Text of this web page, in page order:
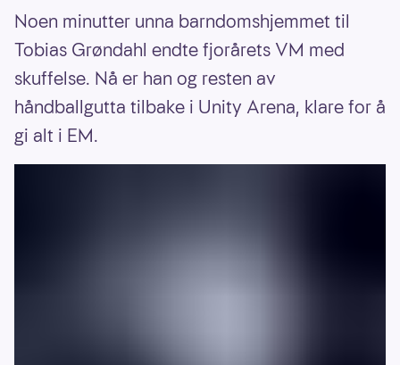
Noen minutter unna barndomshjemmet til
Tobias Grøndahl endte fjorårets VM med
skuffelse. Nå er han og resten av
håndballgutta tilbake i Unity Arena, klare for å
gi alt i EM.